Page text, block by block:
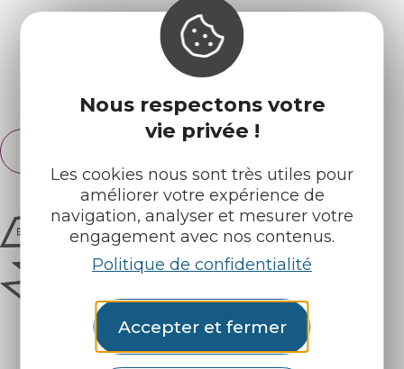
Nous respectons votre
vie privée !
Les cookies nous sont très utiles pour
améliorer votre expérience de
navigation, analyser et mesurer votre
engagement avec nos contenus.
Politique de confidentialité
Accepter et fermer
Retrouvez-nous sur :